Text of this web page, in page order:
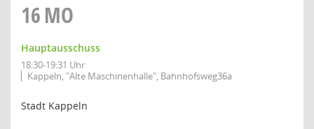
16MO
Hauptausschuss
18:30-19:31 Uhr
Kappeln, "Alte Maschinenhalle", Bahnhofsweg36a
Stadt Kappeln